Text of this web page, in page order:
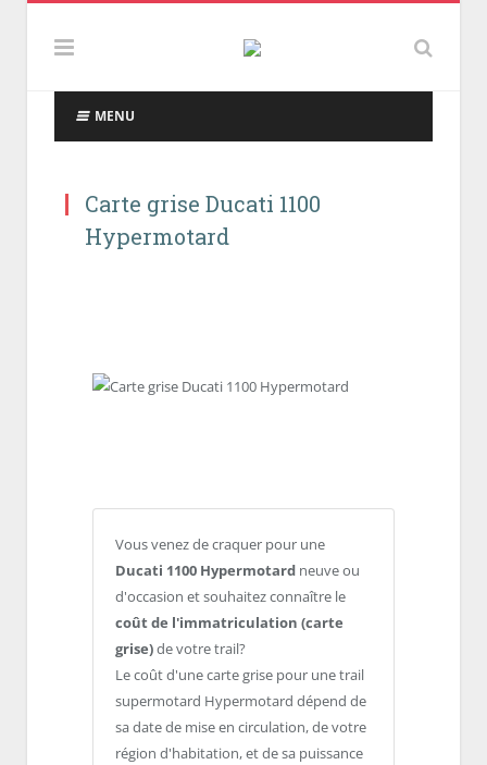
MENU
Carte grise Ducati 1100
Hypermotard
Vous venez de craquer pour une
Ducati 1100 Hypermotard neuve ou
d'occasion et souhaitez connaître le
coût de l'immatriculation (carte
grise)de votre trail?
Le coût d'une carte grise pour une trail
supermotard Hypermotard dépend de
sa date de mise en circulation, de votre
région d'habitation, et de sa puissance